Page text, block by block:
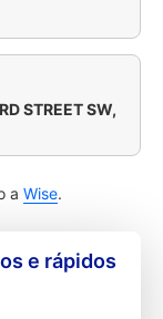
STREET SW,
a Wise.
e rápidos